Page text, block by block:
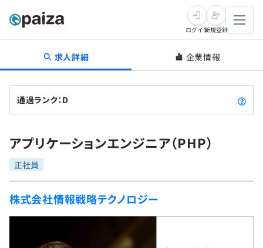
転職・キャリア
転職成功ガイド
転職エージェント
インタビュー
新卒就活
求人検索
本選考
インターン
新卒エージェント
学習
講座一覧
問題集
スキルチェック
プログラミング言語
ゲーム・マンガ
ログイン新規登録
求人詳細 企業情報
通過ランク：D
アプリケーションエンジニア（PHP）
正社員
株式会社情報戦略テクノロジー